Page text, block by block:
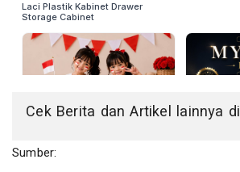
Cek Berita dan Artikel lainnya di
Sumber: